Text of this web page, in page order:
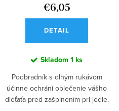
€6,05
DETAIL
Skladom 1 ks
Podbradník s dlhým rukávom
účinne ochráni oblečenie vášho
dieťaťa pred zašpinením pri jedle.